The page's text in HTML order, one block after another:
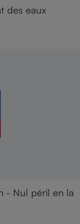
des eaux
- Nul péril en la